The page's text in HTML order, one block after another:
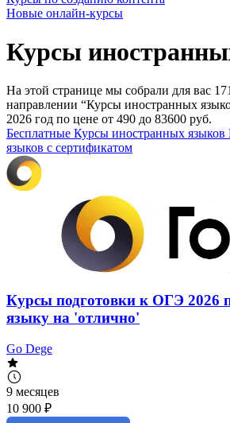
Новые онлайн‑курсы
Курсы
На этой странице мы собрали для вас
направлении “Курсы иностранных
2026 год по цене от 490 до 83600 руб.
Бесплатные Курсы иностранных языков
языков с сертификатом
Курсы подготовки к ОГЭ 2026
языку на 'отлично'
Go Dege
9 месяцев
10 900 ₽